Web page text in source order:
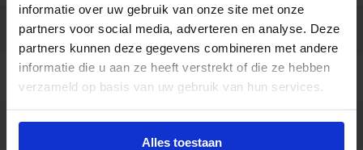
informatie over uw gebruik van onze site met onze
partners voor social media, adverteren en analyse. Deze
partners kunnen deze gegevens combineren met andere
informatie die u aan ze heeft verstrekt of die ze hebben
verzameld op basis van uw gebruik van hun services.
Alles toestaan
Garantie 5 jaar
Code 55682999
Ean code 8720169556829